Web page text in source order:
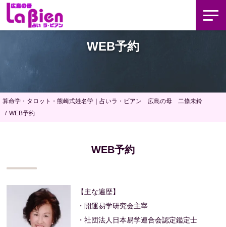
WEB予約
算命学・タロット・熊崎式姓名学｜占いラ・ビアン 広島の母 二條未鈴
WEB予約
WEB予約
【主な遍歴】
・開運易学研究会主宰
・社団法人日本易学連合会認定鑑定士